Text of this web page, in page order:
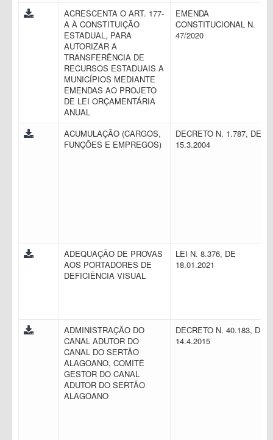
ACRESCENTA O ART. 177-
A À CONSTITUIÇÃO
ESTADUAL, PARA
AUTORIZAR A
TRANSFERÊNCIA DE
RECURSOS ESTADUAIS A
MUNICÍPIOS MEDIANTE
EMENDAS AO PROJETO
DE LEI ORÇAMENTÁRIA
ANUAL
EMENDA
CONSTITUCIONAL N.
47/2020
ACUMULAÇÃO (CARGOS,
FUNÇÕES E EMPREGOS)
DECRETO N. 1.787, DE
15.3.2004
ADEQUAÇÃO DE PROVAS
AOS PORTADORES DE
DEFICIÊNCIA VISUAL
LEI N. 8.376, DE
18.01.2021
ADMINISTRAÇÃO DO
CANAL ADUTOR DO
CANAL DO SERTÃO
ALAGOANO, COMITÊ
GESTOR DO CANAL
ADUTOR DO SERTÃO
ALAGOANO
DECRETO N. 40.183, DE
14.4.2015